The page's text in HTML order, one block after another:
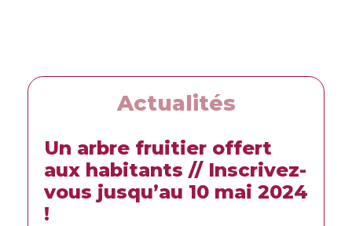
Actualités
Un arbre fruitier offert
aux habitants // Inscrivez-
vous jusqu’au 10 mai 2024
!